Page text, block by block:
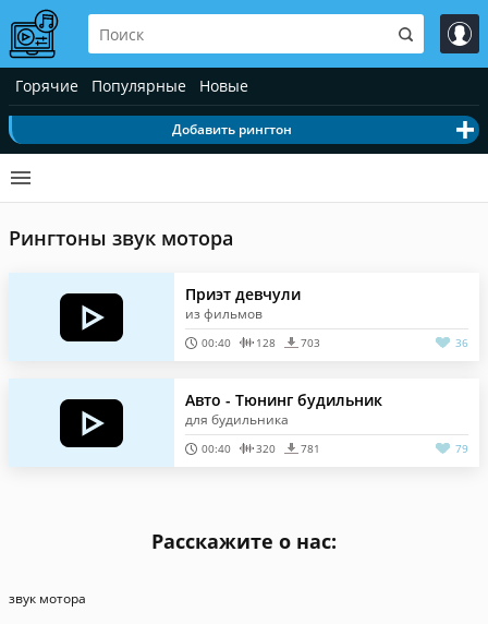
Горячие Популярные Новые
Добавить рингтон
Рингтоны звук мотора
Приэт девчули
из фильмов
00:40 128 703 36
Авто - Тюнинг будильник
для будильника
00:40 320 781 79
Расскажите о нас:
звук мотора